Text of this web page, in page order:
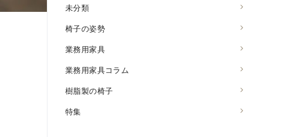
未分類
椅子の姿勢
業務用家具
業務用家具コラム
樹脂製の椅子
特集